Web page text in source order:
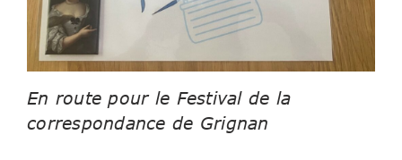
En route pour le Festival de la
correspondance de Grignan